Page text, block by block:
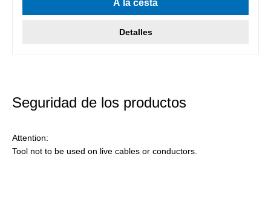
A la cesta
Detalles
Seguridad de los productos
Attention:
Tool not to be used on live cables or conductors.